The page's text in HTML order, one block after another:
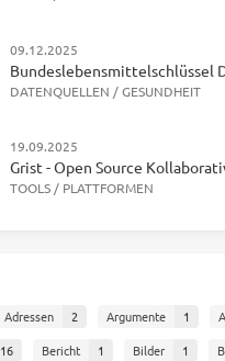
09.12.2025
Bundeslebensmittelschlüssel
DATENQUELLEN /GESUNDHEIT
19.09.2025
Grist - Open Source
TOOLS / PLATTFORMEN
Adressen 2 Argumente 1
16 Bericht 1 Bilder 1